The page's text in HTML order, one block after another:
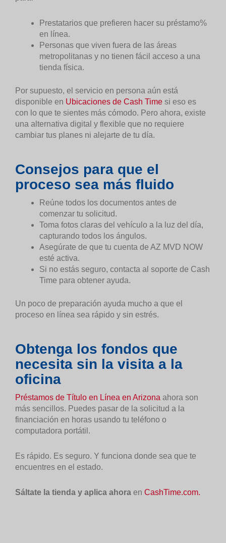
Prestatarios que prefieren hacer su préstamo%
en línea.
Personas que viven fuera de las áreas
metropolitanas y no tienen fácil acceso a una
tienda física.
Por supuesto, el servicio en persona aún está
disponible en Ubicaciones de Cash Time si eso es
con lo que te sientes más cómodo. Pero ahora, existe
una alternativa digital y flexible que no requiere
cambiar tus planes ni alejarte de tu día.
Consejos para que el
proceso sea más fluido
Reúne todos los documentos antes de
comenzar tu solicitud.
Toma fotos claras del vehículo a la luz del día,
capturando todos los ángulos.
Asegúrate de que tu cuenta de AZ MVD NOW
esté activa.
Si no estás seguro, contacta al soporte de Cash
Time para obtener ayuda.
Un poco de preparación ayuda mucho a que el
proceso en línea sea rápido y sin estrés.
Obtenga los fondos que
necesita sin la visita a la
oficina
Préstamos de Título en Línea en Arizona ahora son
más sencillos. Puedes pasar de la solicitud a la
financiación en horas usando tu teléfono o
computadora portátil.
Es rápido. Es seguro. Y funciona donde sea que te
encuentres en el estado.
Sáltate la tienda y aplica ahora en CashTime.com.